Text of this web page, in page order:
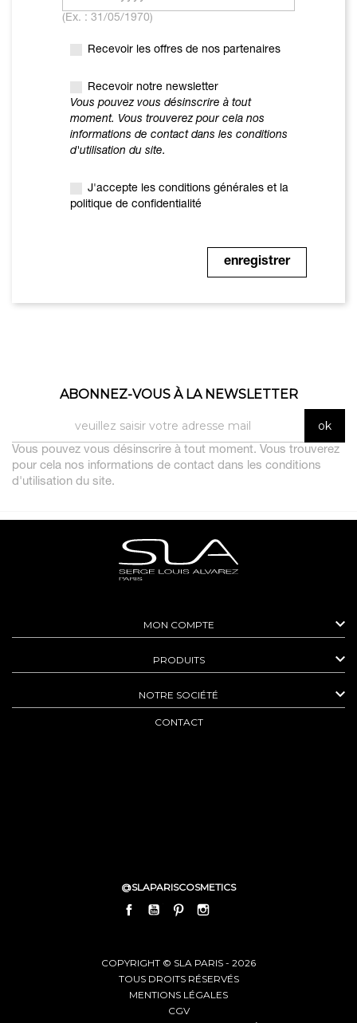
(Ex. : 31/05/1970)
Recevoir les offres de nos partenaires
Recevoir notre newsletter
Vous pouvez vous désinscrire à tout
moment. Vous trouverez pour cela nos
informations de contact dans les conditions
d'utilisation du site.
J'accepte les conditions générales et la
politique de confidentialité
enregistrer
ABONNEZ-VOUS À LA NEWSLETTER
Vous pouvez vous désinscrire à tout moment. Vous trouverez
pour cela nos informations de contact dans les conditions
d'utilisation du site.
MON COMPTE 
PRODUITS 
NOTRE SOCIÉTÉ 
CONTACT
@SLAPARISCOSMETICS
FACEBOOKYOUTUBEPINTEREST
COPYRIGHT © SLA PARIS - 2026
TOUS DROITS RÉSERVÉS
MENTIONS LÉGALES
CGV